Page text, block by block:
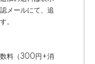
メールにて、追
。
料（300円+消